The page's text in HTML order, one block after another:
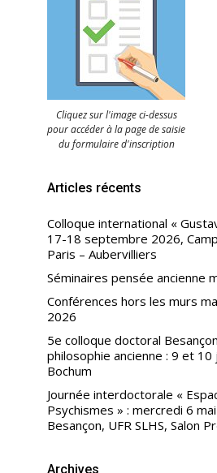
Cliquez sur l'image ci-dessus
pour accéder à la page de saisie
du formulaire d'inscription
Articles récents
Colloque international «
17-18 septembre 2026,
Paris – Aubervilliers
Séminaires pensée ancienne
Conférences hors les murs
2026
5e colloque doctoral
philosophie ancienne : 9 et 10
Bochum
Journée interdoctorale «
Psychismes » : mercredi 6
Besançon, UFR SLHS, Salon
Archives